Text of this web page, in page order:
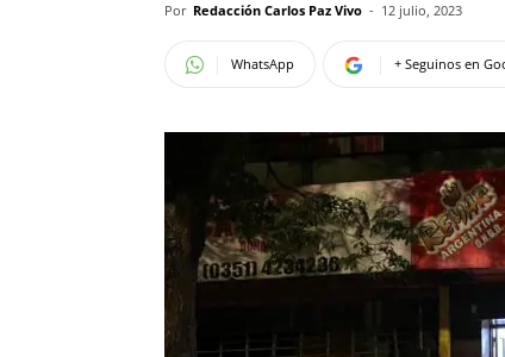
Por Redacción Carlos Paz Vivo - 12 julio, 2023
WhatsApp + Seguinos en